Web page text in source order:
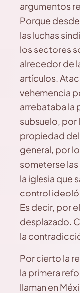
argumentos
Porque
las luchas
los sectores
alrededor de
artículos.
vehemencia
arrebataba la
subsuelo, por
propiedad del
general, por
someterse
la iglesia que
control
Es decir, por
desplazado.
la
Por cierto la
la primera
llaman en